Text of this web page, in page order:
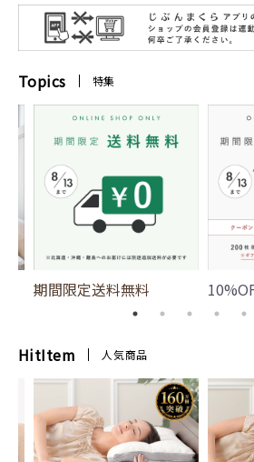
Topics 特集
期間限定送料無料
HitItem 人気商品